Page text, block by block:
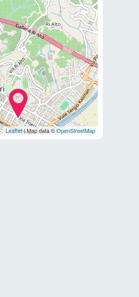
Leaflet| Map data ©OpenStreetMap